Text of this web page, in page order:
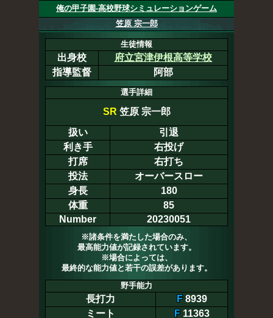
俺の甲子園-高校野球シミュレーションゲーム
笠原 宗一郎
生徒情報
出身校
府立宮津伊根高等学校
指導監督
阿部
選手詳細
SR 笠原 宗一郎
扱い
引退
利き手
右投げ
打席
右打ち
投法
オーバースロー
身長
180
体重
85
Number
20230051
※諸条件を満たした場合のみ、
最高能力値が記録されています。
※場合によっては、
最終的な能力値と若干の誤差があります。
野手能力
長打力 F8939
ミート
F11363